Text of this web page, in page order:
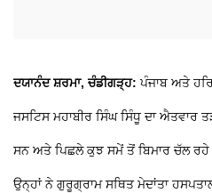
ਦਯਾਨੰਦ ਸ਼ਰਮਾ, ਚੰਡੀਗੜ੍ਹ:ਪੰਜਾਬ ਅਤੇ
ਜਸਟਿਸ ਮਹਾਬੀਰ ਸਿੰਘ ਸਿੰਧੂ ਦਾ ਐਤਵਾਰ
ਸਨ ਅਤੇ ਪਿਛਲੇ ਕੁਝ ਸਮੇਂ ਤੋਂ ਬਿਮਾਰ ਚੱਲ
ਉਨ੍ਹਾਂ ਨੇ ਗੁਰੂਗ੍ਰਾਮ ਸਥਿਤ ਮੇਦਾਂਤਾ